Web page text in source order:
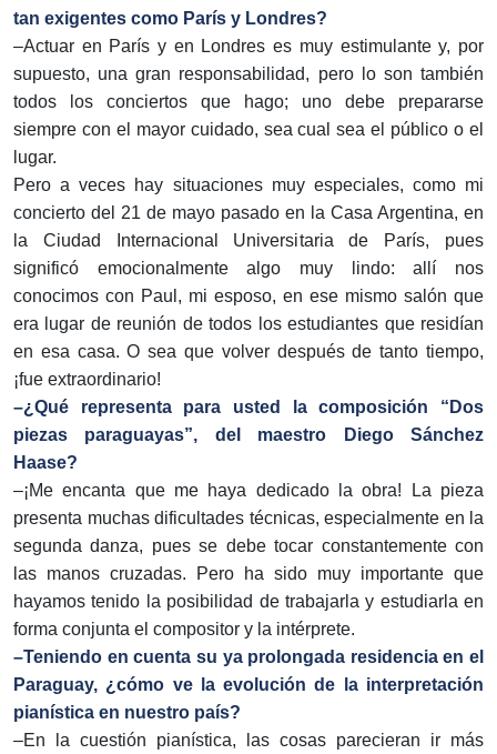
tan exigentes como París y Londres?
–Actuar en París y en Londres es muy estimulante y, por
supuesto, una gran responsabilidad, pero lo son también
todos los conciertos que hago; uno debe prepararse
siempre con el mayor cuidado, sea cual sea el público o el
lugar.
Pero a veces hay situaciones muy especiales, como mi
concierto del 21 de mayo pasado en la Casa Argentina, en
la Ciudad Internacional Universitaria de París, pues
significó emocionalmente algo muy lindo: allí nos
conocimos con Paul, mi esposo, en ese mismo salón que
era lugar de reunión de todos los estudiantes que residían
en esa casa. O sea que volver después de tanto tiempo,
¡fue extraordinario!
–¿Qué representa para usted la composición “Dos
piezas paraguayas”, del maestro Diego Sánchez
Haase?
–¡Me encanta que me haya dedicado la obra! La pieza
presenta muchas dificultades técnicas, especialmente en la
segunda danza, pues se debe tocar constantemente con
las manos cruzadas. Pero ha sido muy importante que
hayamos tenido la posibilidad de trabajarla y estudiarla en
forma conjunta el compositor y la intérprete.
–Teniendo en cuenta su ya prolongada residencia en el
Paraguay, ¿cómo ve la evolución de la interpretación
pianística en nuestro país?
–En la cuestión pianística, las cosas parecieran ir más